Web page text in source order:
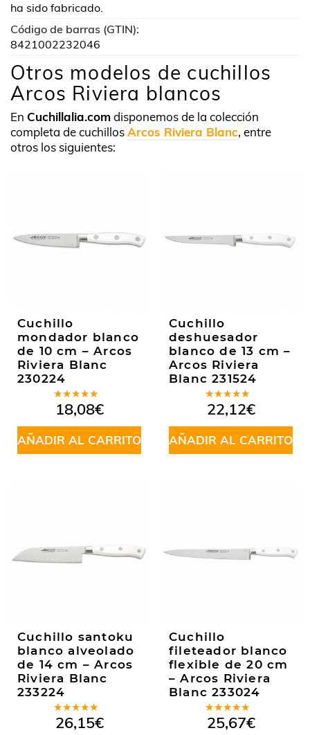
ha sido fabricado.
Código de barras (GTIN):
8421002232046
Otros modelos de cuchillos
Arcos Riviera blancos
En Cuchillalia.comdisponemos de la colección
completa de cuchillosArcos Riviera Blanc, entre
otros los siguientes:
Cuchillo
mondador blanco
de 10 cm – Arcos
Riviera Blanc
230224
Valorado
en5.00de
5
18,08€
AÑADIR AL CARRITO
Cuchillo
deshuesador
blanco de 13 cm –
Arcos Riviera
Blanc 231524
Valorado
en4.67
de 5
22,12€
AÑADIR AL CARRITO
Cuchillo santoku
blanco alveolado
de 14 cm – Arcos
Riviera Blanc
233224
Valorado
en5.00de
26,15€
Cuchillo
fileteador blanco
flexible de 20 cm
– Arcos Riviera
Blanc 233024
Valorado
en5.00de
25,67€